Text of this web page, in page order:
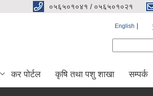
०५६५०१०४१ / ०५६५०१०२१
English
कर पोर्टल कृषि तथा पशु शाखा सम्पर्क